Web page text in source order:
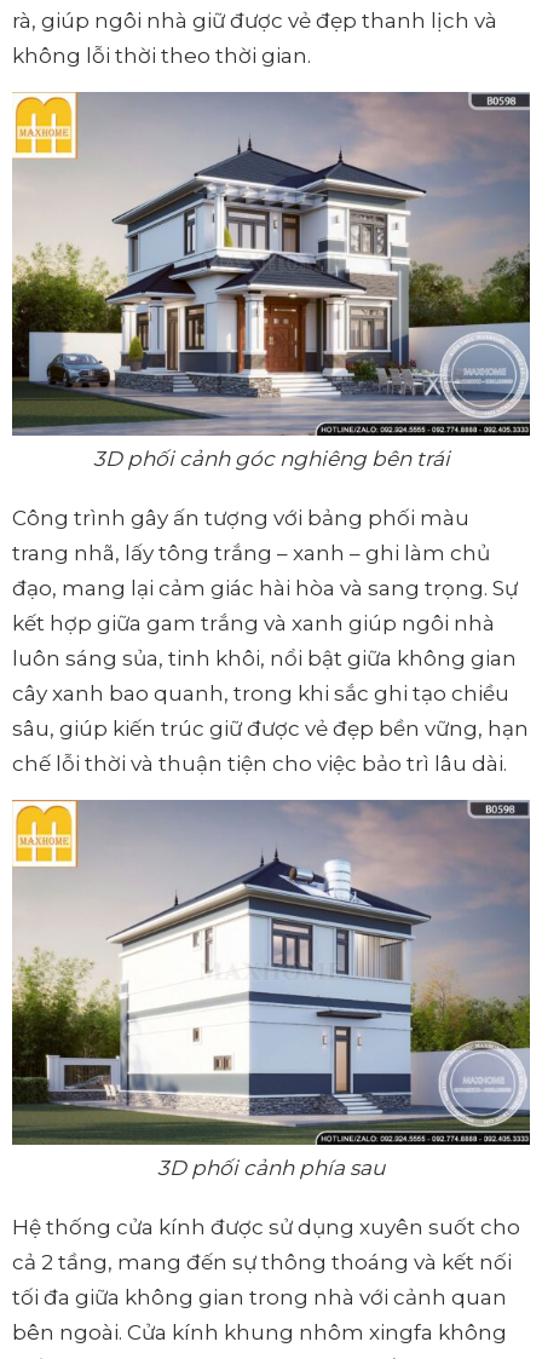
rà, giúp ngôi nhà giữ được vẻ đẹp thanh lịch và
không lỗi thời theo thời gian.
3D phối cảnh góc nghiêng bên trái
Công trình gây ấn tượng với bảng phối màu
trang nhã, lấy tông trắng – xanh – ghi làm chủ
đạo, mang lại cảm giác hài hòa và sang trọng. Sự
kết hợp giữa gam trắng và xanh giúp ngôi nhà
luôn sáng sủa, tinh khôi, nổi bật giữa không gian
cây xanh bao quanh, trong khi sắc ghi tạo chiều
sâu, giúp kiến trúc giữ được vẻ đẹp bền vững, hạn
chế lỗi thời và thuận tiện cho việc bảo trì lâu dài.
3D phối cảnh phía sau
Hệ thống cửa kính được sử dụng xuyên suốt cho
cả 2 tầng, mang đến sự thông thoáng và kết nối
tối đa giữa không gian trong nhà với cảnh quan
bên ngoài. Cửa kính khung nhôm xingfa không